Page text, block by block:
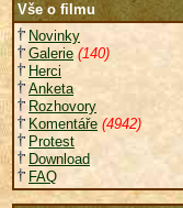
Vše o filmu
Novinky
Galerie (140)
Herci
Anketa
Rozhovory
Komentáře (4942)
Protest
Download
FAQ